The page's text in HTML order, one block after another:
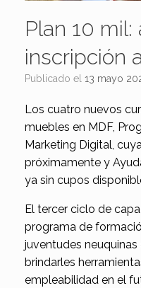
Plan 10 mil:
inscripción
Publicado el 13 mayo
Los cuatro nuevos
muebles en MDF,
Marketing Digital,
próximamente y
ya sin cupos
El tercer ciclo de
programa de
juventudes
brindarles
empleabilidad en el